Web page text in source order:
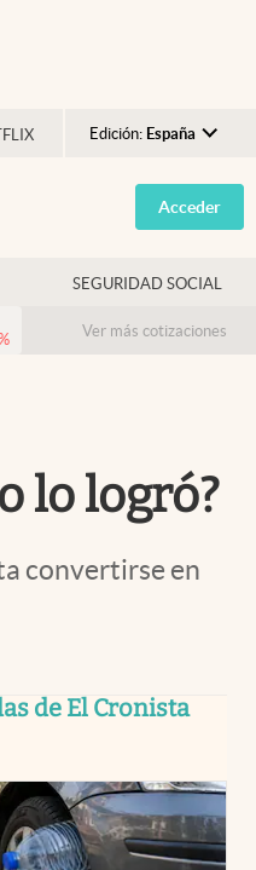
Edición: España
Argentina
España
USA
Colombia
Acceder
SEGURIDAD SOCIAL
Ver más cotizaciones
lo logró?
convertirse en
de El Cronista